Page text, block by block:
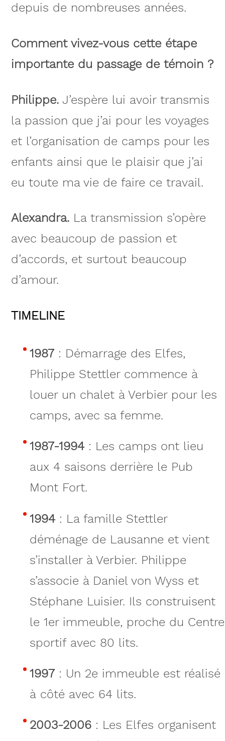
depuis de ­nombreuses années.
Comment vivez-vous cette étape
importante du passage de témoin ?
Philippe.J’espère lui avoir transmis
la passion que j’ai pour les voyages
et l’organisation de camps pour les
enfants ainsi que le plaisir que j’ai
eu toute ma vie de faire ce travail.
Alexandra.La transmission s’opère
avec beaucoup de passion et
d’accords, et surtout beaucoup
d’amour.
TIMELINE
1987: Démarrage des Elfes,
Philippe Stettler commence à
louer un chalet à Verbier pour les
camps, avec sa femme.
1987-1994 : Les camps ont lieu
aux 4 saisons derrière le Pub
Mont Fort.
1994 : La famille Stettler
déménage de Lausanne et vient
s’installer à Verbier. Philippe
s’associe à Daniel von Wyss et
Stéphane Luisier. Ils construisent
le 1er immeuble, proche du Centre
sportif avec 80 lits.
1997: Un 2e immeuble est réalisé
à côté avec 64 lits.
2003-2006 : Les Elfes organisent